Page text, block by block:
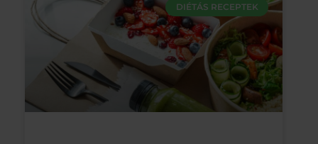
DIÉTÁS RECEPTEK